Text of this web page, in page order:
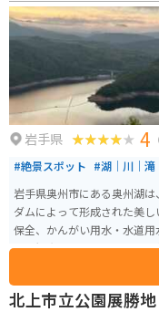
産の食材をふんだんに使った
堪能することができます。 道の駅には、情報コーナーや休憩スペースも併設
されており、ドライブの休憩
の観光スポットも点在してお
イクで訪れる方は、道の駅
です。周辺の道路は、山間
ます。ただし、冬季は積雪や
東町周辺の観光スポットとし
として栄えた「盛岡城跡公園」などがありま
先述の「大東そば」の他に
材を使ったお土産も道の駅で購入できます。 自
覚や景色を楽しみながら、道
がでしょうか。
岩手県 4
#絶景スポット #湖｜川｜滝
岩手県奥州市にある奥州湖
ダムによって形成された美
保全、かんがい用水・水道
で、観光スポットとしても人気があります。 奥
ク、SUP（スタンドアップ
楽しむことができます。初
全に楽しむことができます
北上市立公園展勝地